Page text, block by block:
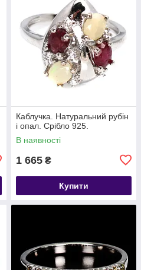
Каблучка. Натуральний рубін
і опал. Срібло 925.
В наявності
1 665 ₴
Купити